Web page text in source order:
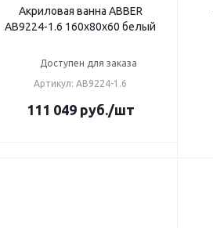
Акриловая ванна ABBER
AB9224-1.6 160х80х60 белый
Доступен для заказа
Артикул: AB9224-1.6
111 049руб./шт